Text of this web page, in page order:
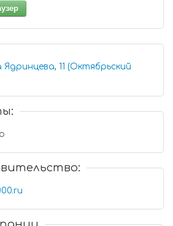
Ядринцева, 11 (Октябрьский